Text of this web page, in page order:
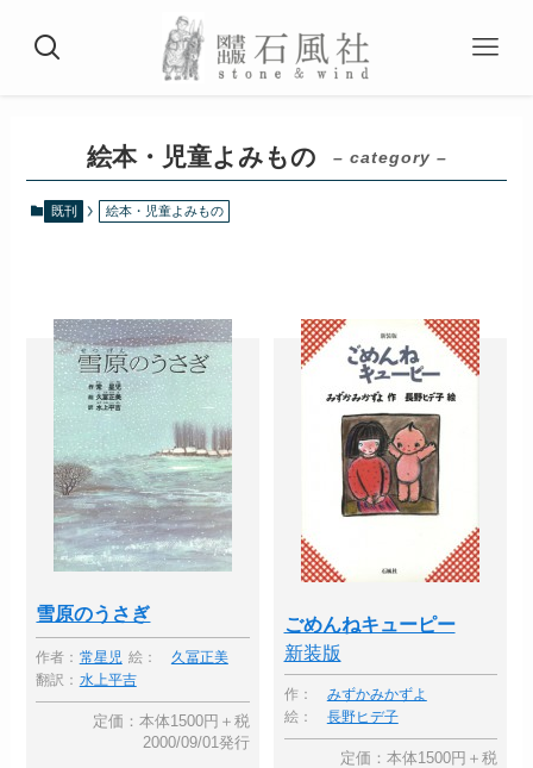
絵本・児童よみもの – category –
既刊 絵本・児童よみもの
雪原のうさぎ
作者： 常星児 絵：
久冨正美
翻訳： 水上平吉
定価：本体1500円＋税
2000/09/01発行
ごめんねキューピー
新装版
作：
みずかみかずよ
絵：
長野ヒデ子
定価：本体1500円＋税